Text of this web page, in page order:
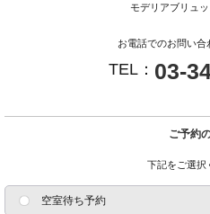
モデリアブリュ
お電話でのお問い合
TEL： 03-
ご予約
下記をご選択
空室待ち予約